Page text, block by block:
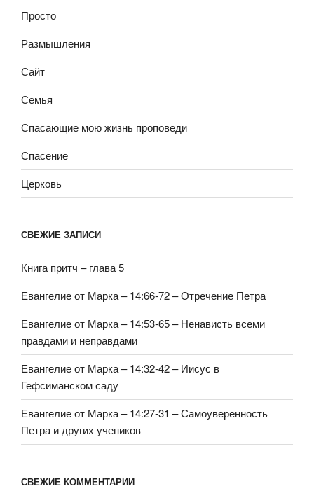
Просто
Размышления
Сайт
Семья
Спасающие мою жизнь проповеди
Спасение
Церковь
СВЕЖИЕ ЗАПИСИ
Книга притч – глава 5
Евангелие от Марка – 14:66-72 – Отречение Петра
Евангелие от Марка – 14:53-65 – Ненависть всеми
правдами и неправдами
Евангелие от Марка – 14:32-42 – Иисус в
Гефсиманском саду
Евангелие от Марка – 14:27-31 – Самоуверенность
Петра и других учеников
СВЕЖИЕ КОММЕНТАРИИ